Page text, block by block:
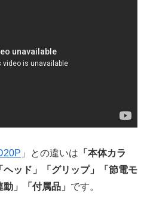
」との違いは 「本体カラ
ッド」「グリップ」「節電モ
」「付属品」 です。